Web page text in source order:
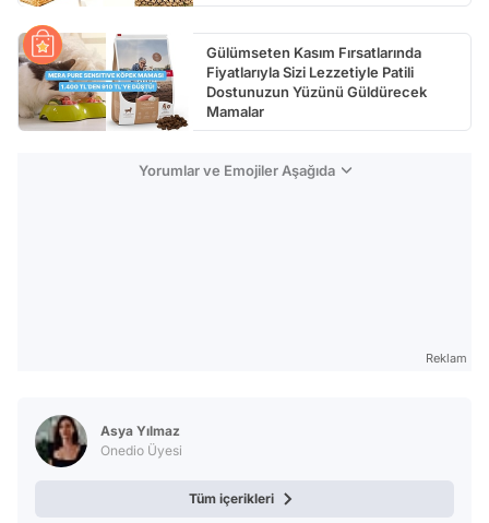
Gülümseten Kasım Fırsatlarında
Fiyatlarıyla Sizi Lezzetiyle Patili
Dostunuzun Yüzünü Güldürecek
Mamalar
Yorumlar ve Emojiler Aşağıda
Reklam
Asya Yılmaz
Onedio Üyesi
Tüm içerikleri